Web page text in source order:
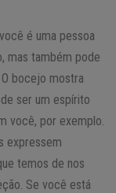
é uma pessoa
mas também pode
bocejo mostra
ser um espírito
você, por exemplo.
expressem
temos de nos
Se você está